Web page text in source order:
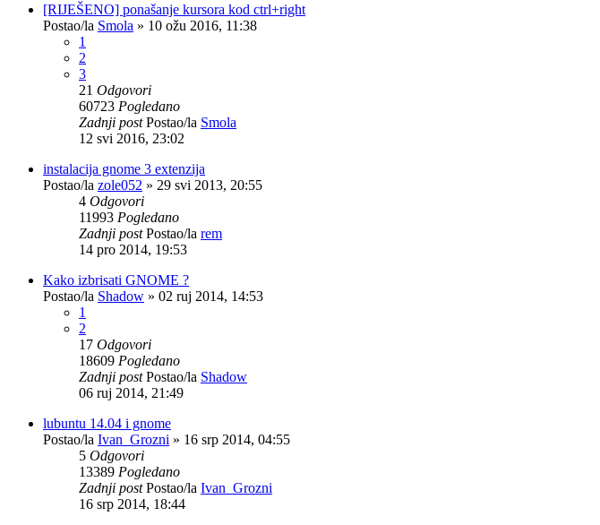
[RIJEŠENO] ponašanje kursora kod ctrl+right
Postao/la Smola » 10 ožu 2016, 11:38
1
2
3
21 Odgovori
60723 Pogledano
Zadnji postPostao/la Smola
12 svi 2016, 23:02
instalacija gnome 3 extenzija
Postao/la zole052 » 29 svi 2013, 20:55
4 Odgovori
11993 Pogledano
Zadnji postPostao/la rem
14 pro 2014, 19:53
Kako izbrisati GNOME ?
Postao/la Shadow » 02 ruj 2014, 14:53
1
2
17 Odgovori
18609 Pogledano
Zadnji postPostao/la Shadow
06 ruj 2014, 21:49
lubuntu 14.04 i gnome
Postao/la Ivan_Grozni » 16 srp 2014, 04:55
5 Odgovori
13389 Pogledano
Zadnji postPostao/la Ivan_Grozni
16 srp 2014, 18:44